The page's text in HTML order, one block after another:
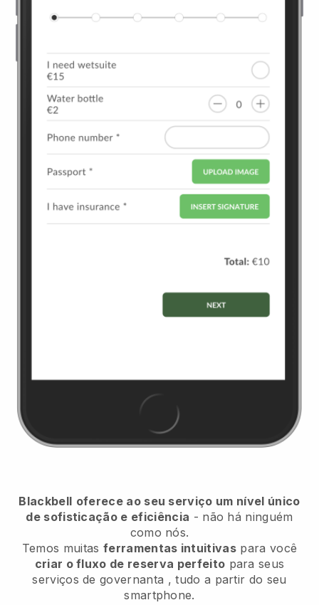
Blackbell oferece ao seu serviço um nível único
de sofisticação e eficiência - não há ninguém
como nós.
Temos muitas ferramentas intuitivas para você
criar o fluxo de reserva perfeito para seus
serviços de governanta , tudo a partir do seu
smartphone.